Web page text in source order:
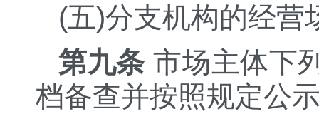
(五)分支机构的经营
第九条市场主体下
档备查并按照规定公